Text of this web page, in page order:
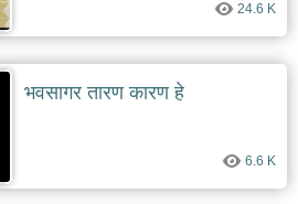
24.6 K
भवसागर तारण कारण हे
6.6 K